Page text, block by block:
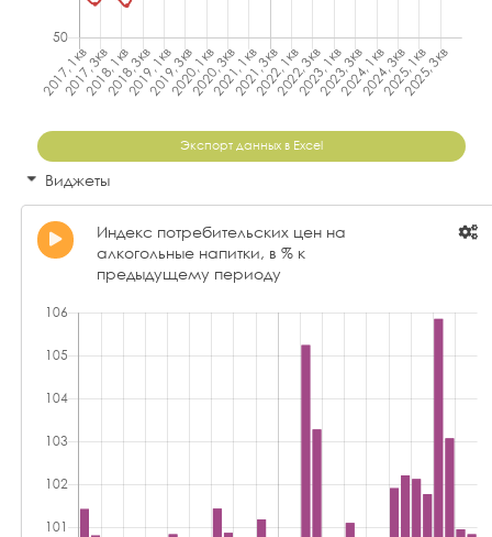
Экспорт данных в Excel
Виджеты
Индекс потребительских цен на
алкогольные напитки, в % к
предыдущему периоду